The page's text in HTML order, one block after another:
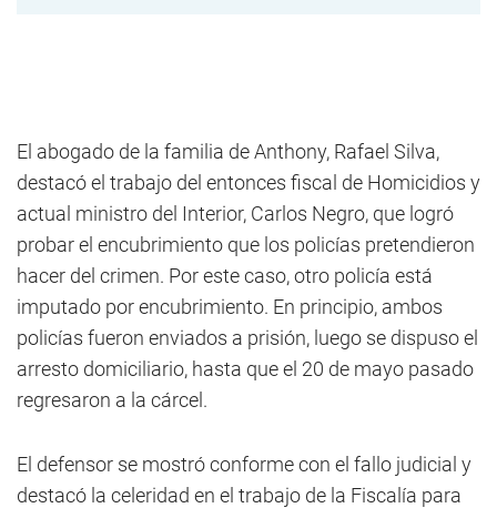
El abogado de la familia de Anthony, Rafael Silva,
destacó el trabajo del entonces fiscal de Homicidios y
actual ministro del Interior, Carlos Negro, que logró
probar el encubrimiento que los policías pretendieron
hacer del crimen. Por este caso, otro policía está
imputado por encubrimiento. En principio, ambos
policías fueron enviados a prisión, luego se dispuso el
arresto domiciliario, hasta que el 20 de mayo pasado
regresaron a la cárcel.
El defensor se mostró conforme con el fallo judicial y
destacó la celeridad en el trabajo de la Fiscalía para